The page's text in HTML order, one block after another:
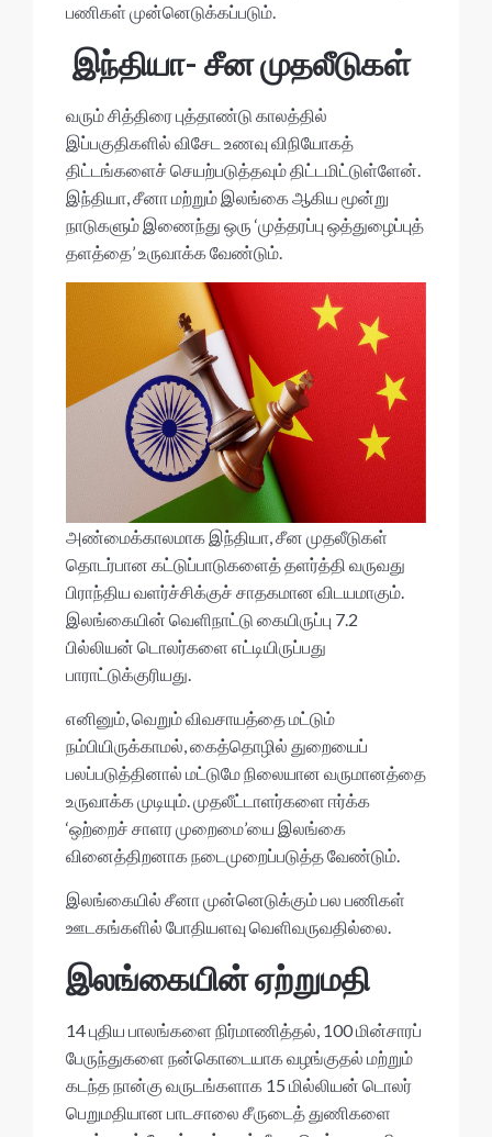
பணிகள் முன்னெடுக்கப்படும்.
இந்தியா- சீன முதலீடுகள்
வரும் சித்திரை புத்தாண்டு காலத்தில்
இப்பகுதிகளில் விசேட உணவு விநியோகத்
திட்டங்களைச் செயற்படுத்தவும் திட்டமிட்டுள்ளேன்.
இந்தியா, சீனா மற்றும் இலங்கை ஆகிய மூன்று
நாடுகளும் இணைந்து ஒரு ‘முத்தரப்பு ஒத்துழைப்புத்
தளத்தை’ உருவாக்க வேண்டும்.
அண்மைக்காலமாக இந்தியா, சீன முதலீடுகள்
தொடர்பான கட்டுப்பாடுகளைத் தளர்த்தி வருவது
பிராந்திய வளர்ச்சிக்குச் சாதகமான விடயமாகும்.
இலங்கையின் வெளிநாட்டு கையிருப்பு 7.2
பில்லியன் டொலர்களை எட்டியிருப்பது
பாராட்டுக்குரியது.
எனினும், வெறும் விவசாயத்தை மட்டும்
நம்பியிருக்காமல், கைத்தொழில் துறையைப்
பலப்படுத்தினால் மட்டுமே நிலையான வருமானத்தை
உருவாக்க முடியும். முதலீட்டாளர்களை ஈர்க்க
‘ஒற்றைச் சாளர முறைமை’யை இலங்கை
வினைத்திறனாக நடைமுறைப்படுத்த வேண்டும்.
இலங்கையில் சீனா முன்னெடுக்கும் பல பணிகள்
ஊடகங்களில் போதியளவு வெளிவருவதில்லை.
இலங்கையின் ஏற்றுமதி
14 புதிய பாலங்களை நிர்மாணித்தல், 100 மின்சாரப்
பேருந்துகளை நன்கொடையாக வழங்குதல் மற்றும்
கடந்த நான்கு வருடங்களாக 15 மில்லியன் டொலர்
பெறுமதியான பாடசாலை சீருடைத் துணிகளை